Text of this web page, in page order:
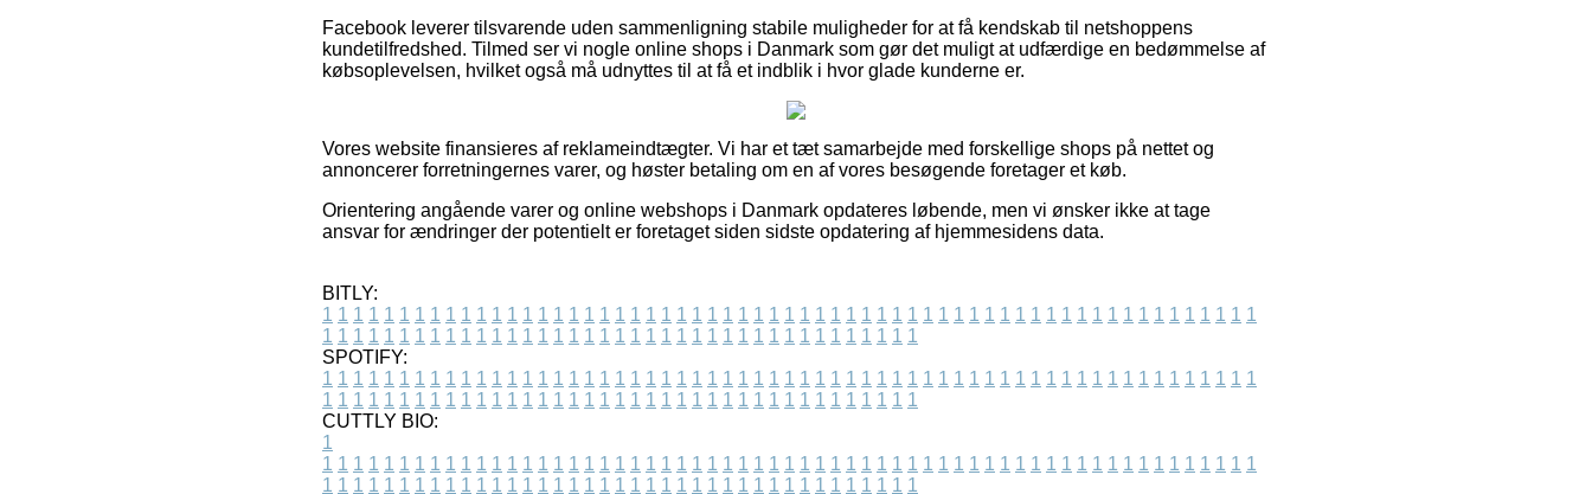
Facebook leverer tilsvarende uden sammenligning stabile muligheder for at få kendskab til netshoppens
kundetilfredshed. Tilmed ser vi nogle online shops i Danmark som gør det muligt at udfærdige en bedømmelse af
købsoplevelsen, hvilket også må udnyttes til at få et indblik i hvor glade kunderne er.
Vores website finansieres af reklameindtægter. Vi har et tæt samarbejde med forskellige shops på nettet og
annoncerer forretningernes varer, og høster betaling om en af vores besøgende foretager et køb.
Orientering angående varer og online webshops i Danmark opdateres løbende, men vi ønsker ikke at tage
ansvar for ændringer der potentielt er foretaget siden sidste opdatering af hjemmesidens data.
BITLY:
1 1 1 1 1 1 1 1 1 1 1 1 1 1 1 1 1 1 1 1 1 1 1 1 1 1 1 1 1 1 1 1 1 1 1 1 1 1 1 1 1 1 1 1 1 1 1 1 1 1 1 1 1 1 1 1 1 1 1 1 1
1 1 1 1 1 1 1 1 1 1 1 1 1 1 1 1 1 1 1 1 1 1 1 1 1 1 1 1 1 1 1 1 1 1 1 1 1 1 1
SPOTIFY:
1 1 1 1 1 1 1 1 1 1 1 1 1 1 1 1 1 1 1 1 1 1 1 1 1 1 1 1 1 1 1 1 1 1 1 1 1 1 1 1 1 1 1 1 1 1 1 1 1 1 1 1 1 1 1 1 1 1 1 1 1
1 1 1 1 1 1 1 1 1 1 1 1 1 1 1 1 1 1 1 1 1 1 1 1 1 1 1 1 1 1 1 1 1 1 1 1 1 1 1
CUTTLY BIO:
1
1 1 1 1 1 1 1 1 1 1 1 1 1 1 1 1 1 1 1 1 1 1 1 1 1 1 1 1 1 1 1 1 1 1 1 1 1 1 1 1 1 1 1 1 1 1 1 1 1 1 1 1 1 1 1 1 1 1 1 1 1
1 1 1 1 1 1 1 1 1 1 1 1 1 1 1 1 1 1 1 1 1 1 1 1 1 1 1 1 1 1 1 1 1 1 1 1 1 1 1